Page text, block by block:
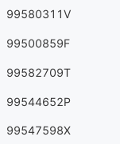
99580311V
99500859F
99582709T
99544652P
99547598X